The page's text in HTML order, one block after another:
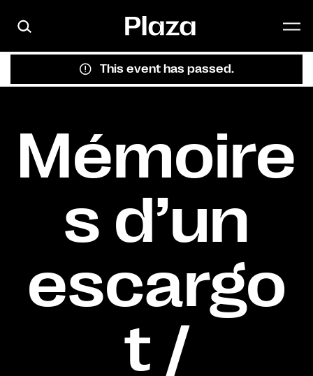
This event has passed.
Mémoire
s d’un
escargo
t /